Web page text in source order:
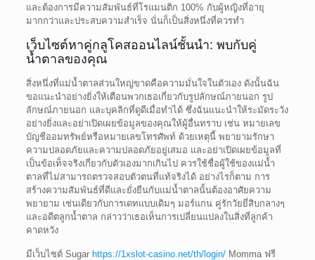
และต้องการมีความสัมพันธ์ที่โรแมนติก 100% กับผู้หญิงที่อายุ
มากกว่าและประสบความสำเร็จ นั่นก็เป็นสิ่งหนึ่งที่ควรทำ
เว็บไซต์หาคู่กลูโคสออนไลน์ชั้นนำ: พบกับคู่
น้ำตาลของคุณ
สิ่งหนึ่งที่แม่น้ำตาลส่วนใหญ่ขาดคือความมั่นใจในตัวเอง ดังนั้นฉัน
ขอแนะนำอย่างยิ่งให้เตือนพวกเธอเกี่ยวกับรูปลักษณ์ภายนอก รูป
ลักษณ์ภายนอก และบุคลิกที่ดูดีเมื่อทำได้ ซึ่งฉันแนะนำให้ระมัดระวัง
อย่างยิ่งและอย่าเปิดเผยข้อมูลของคุณให้ผู้อื่นทราบ เช่น หมายเลข
บัญชีออมทรัพย์หรือหมายเลขโทรศัพท์ ด้วยเหตุนี้ พยายามรักษา
ความปลอดภัยและความปลอดภัยอยู่เสมอ และอย่าเปิดเผยข้อมูลที่
เป็นข้อเท็จจริงเกี่ยวกับตัวเองมากเกินไป ควรใช้ชื่อผู้ใช้ของแม่น้ำ
ตาลที่ไม่สามารถตรวจสอบตัวตนที่แท้จริงได้ อย่างไรก็ตาม การ
สร้างความสัมพันธ์ที่ดีและยั่งยืนกับแม่น้ำตาลนั้นต้องอาศัยความ
พยายาม เช่นเดียวกับการเดทแบบเดิมๆ มอร์แกน คู่รักวัยยี่สิบกลางๆ
และอดีตลูกน้ำตาล กล่าวว่าเธอเห็นการเปลี่ยนแปลงในสิ่งที่ลูกค้า
คาดหวัง
มีเว็บไซต์ Sugar https://1xslot-casino.net/th/login/Momma ฟรี